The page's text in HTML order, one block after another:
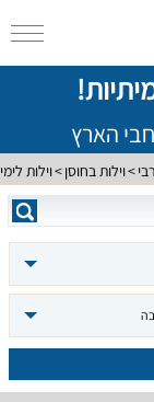
וילות בחוסן וילות